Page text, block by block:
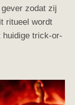
zodat zij
ritueel wordt
huidige trick-or-